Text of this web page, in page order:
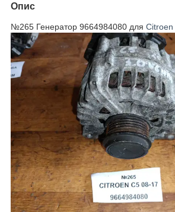
Опис
№265 Генератор 9664984080 для Citroen